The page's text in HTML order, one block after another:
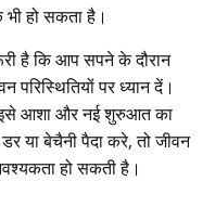
हो सकता है।
है कि आप सपने के दौरान
परिस्थितियों पर ध्यान दें।
इसे आशा और नई शुरुआत का
या बेचैनी पैदा करे, तो जीवन
हो सकती है।